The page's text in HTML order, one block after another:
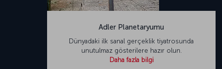
Adler Planetaryumu
Dünyadaki ilk sanal gerçeklik tiyatrosunda
unutulmaz gösterilere hazır olun.
Daha fazla bilgi